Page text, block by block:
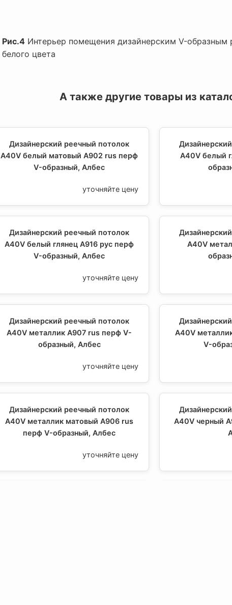
Рис.4 Интерьер помещения дизайнерским V-образным
белого цвета
А также другие товары из
Дизайнерский реечный потолок
A40V белый матовый A902 rus перф
V-образный, Албес
уточняйте цену
A40V белый
Дизайнерский реечный потолок
A40V белый глянец A916 рус перф
V-образный, Албес
уточняйте цену
A40V
Дизайнерский реечный потолок
A40V металлик A907 rus перф V-
образный, Албес
уточняйте цену
A40V
V-
Дизайнерский реечный потолок
A40V металлик матовый А906 rus
перф V-образный, Албес
уточняйте цену
A40V черный